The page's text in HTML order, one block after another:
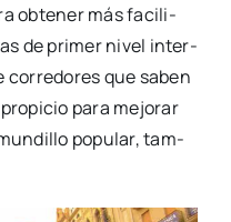
obte­ner más faci­li­
de pri­mer nivel inter­
corre­do­res que saben
para mejo­rar
popu­lar, tam­